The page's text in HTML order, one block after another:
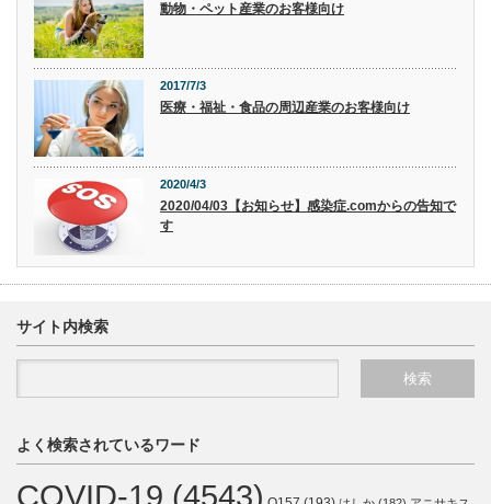
動物・ペット産業のお客様向け
2017/7/3
医療・福祉・食品の周辺産業のお客様向け
2020/4/3
2020/04/03【お知らせ】感染症.comからの告知で
す
サイト内検索
よく検索されているワード
COVID-19 (4543)